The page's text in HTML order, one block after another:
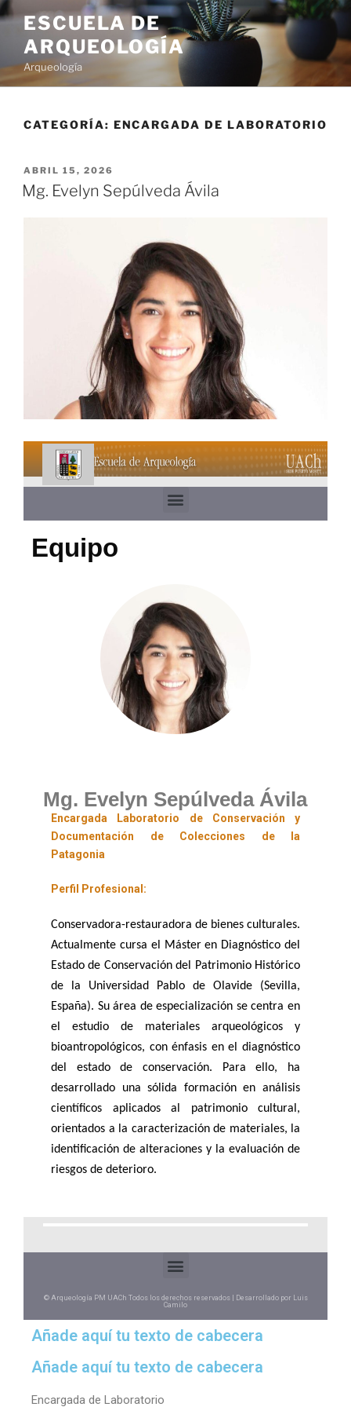
ESCUELA DE
ARQUEOLOGÍA
Arqueología
CATEGORÍA: ENCARGADA DE LABORATORIO
ABRIL 15, 2026
Mg. Evelyn Sepúlveda Ávila
Equipo
Mg. Evelyn Sepúlveda Ávila
Encargada Laboratorio de Conservación y
Documentación de Colecciones de la
Patagonia
Perfil Profesional:
Conservadora-restauradora de bienes culturales.
Actualmente cursa el Máster en Diagnóstico del
Estado de Conservación del Patrimonio Histórico
de la Universidad Pablo de Olavide (Sevilla,
España). Su área de especialización se centra en
el estudio de materiales arqueológicos y
bioantropológicos, con énfasis en el diagnóstico
del estado de conservación. Para ello, ha
desarrollado una sólida formación en análisis
científicos aplicados al patrimonio cultural,
orientados a la caracterización de materiales, la
identificación de alteraciones y la evaluación de
riesgos de deterioro.
© Arqueología PM UACh Todos los derechos reservados | Desarrollado por Luis
Camilo
Añade aquí tu texto de cabecera
Añade aquí tu texto de cabecera
Encargada de Laboratorio